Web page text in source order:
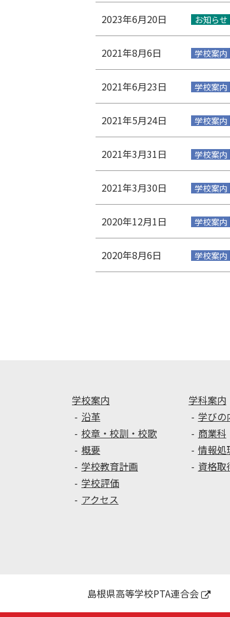
2023年6月20日 お知らせ
2021年8月6日 学校案内
2021年6月23日 学校案内
2021年5月24日 学校案内
2021年3月31日 学校案内
2021年3月30日 学校案内
2020年12月1日 学校案内
2020年8月6日 学校案内
学校案内
沿革
校章・校訓・校歌
概要
学校教育計画
学校評価
アクセス
学科案内
学びの
商業科
情報処
資格取
島根県高等学校PTA連合会